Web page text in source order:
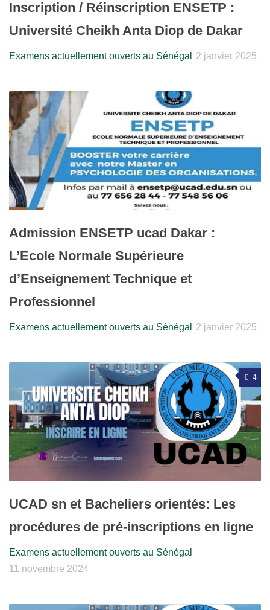
Inscription / Réinscription ENSETP :
Université Cheikh Anta Diop de Dakar
Examens actuellement ouverts au Sénégal 2 janvier 2025
Admission ENSETP ucad Dakar :
L’Ecole Normale Supérieure
d’Enseignement Technique et
Professionnel
Examens actuellement ouverts au Sénégal 2 janvier 2025
4
UCAD sn et Bacheliers orientés: Les
procédures de pré-inscriptions en ligne
Examens actuellement ouverts au Sénégal
11 novembre 2024